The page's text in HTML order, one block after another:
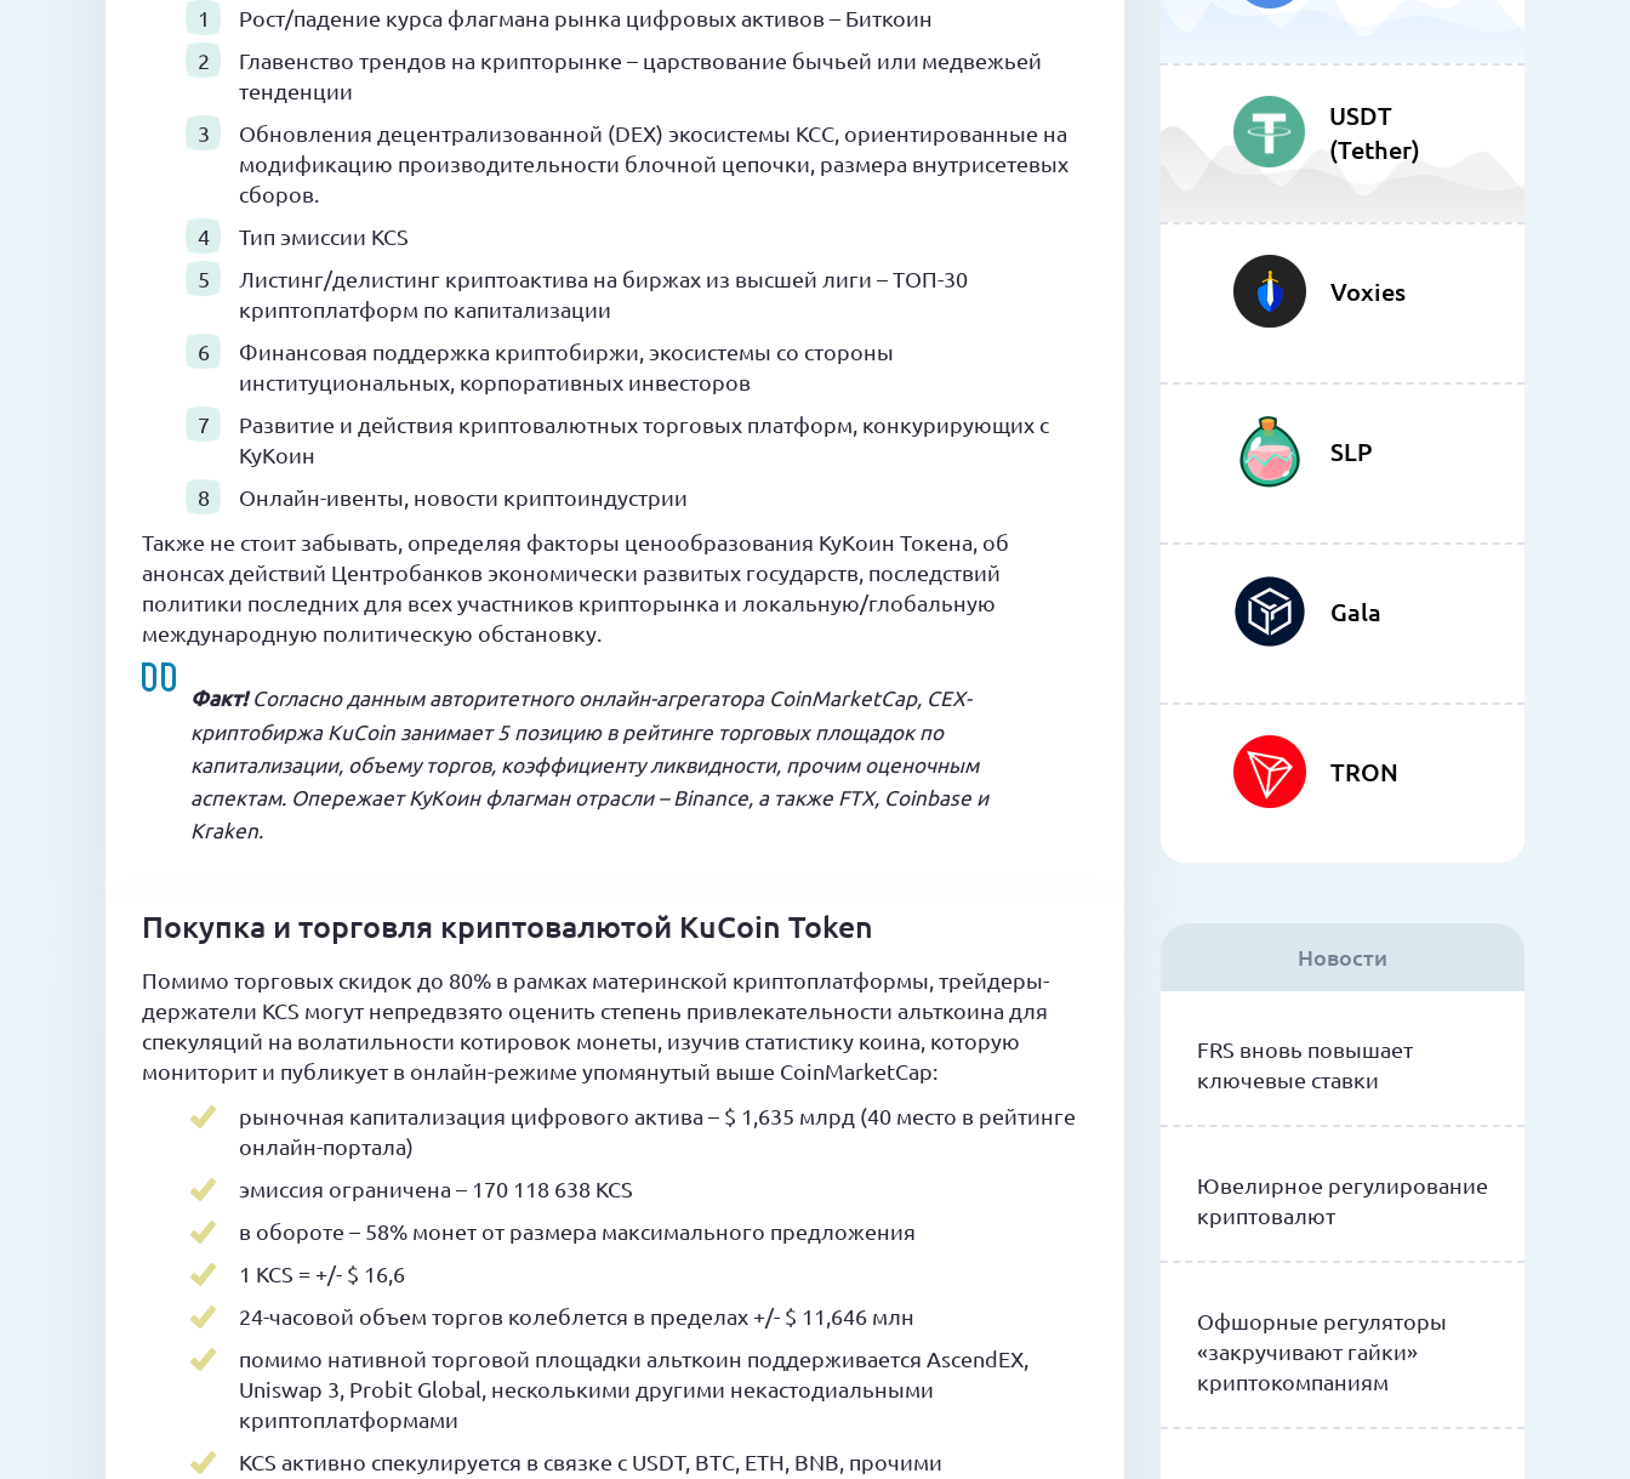
Рост/падение курса флагмана рынка цифровых активов – Биткоин
Главенство трендов на крипторынке – царствование бычьей или медвежьей
тенденции
Обновления децентрализованной (DEX) экосистемы KCC, ориентированные на
модификацию производительности блочной цепочки, размера внутрисетевых
сборов.
Тип эмиссии KCS
Листинг/делистинг криптоактива на биржах из высшей лиги – ТОП-30
криптоплатформ по капитализации
Финансовая поддержка криптобиржи, экосистемы со стороны
институциональных, корпоративных инвесторов
Развитие и действия криптовалютных торговых платформ, конкурирующих с
КуКоин
Онлайн-ивенты, новости криптоиндустрии
Также не стоит забывать, определяя факторы ценообразования КуКоин Токена, об
анонсах действий Центробанков экономически развитых государств, последствий
политики последних для всех участников крипторынка и локальную/глобальную
международную политическую обстановку.
Факт!Согласно данным авторитетного онлайн-агрегатора CoinMarketCap, CEX-
криптобиржа KuCoin занимает 5 позицию в рейтинге торговых площадок по
капитализации, объему торгов, коэффициенту ликвидности, прочим оценочным
аспектам. Опережает КуКоин флагман отрасли – Binance, а также FTX, Coinbase и
Kraken.
Покупка и торговля криптовалютой KuCoin Token
Помимо торговых скидок до 80% в рамках материнской криптоплатформы, трейдеры-
держатели KCS могут непредвзято оценить степень привлекательности альткоина для
спекуляций на волатильности котировок монеты, изучив статистику коина, которую
мониторит и публикует в онлайн-режиме упомянутый выше CoinMarketCap:
рыночная капитализация цифрового актива – $ 1,635 млрд (40 место в рейтинге
онлайн-портала)
эмиссия ограничена – 170 118 638 KCS
в обороте – 58% монет от размера максимального предложения
1 KCS = +/- $ 16,6
24-часовой объем торгов колеблется в пределах +/- $ 11,646 млн
помимо нативной торговой площадки альткоин поддерживается AscendEX,
Uniswap 3, Probit Global, несколькими другими некастодиальными
криптоплатформами
KCS активно спекулируется в связке с USDT, BTC, ETH, BNB, прочими
USDT
(Tether)
Voxies
SLP
Gala
TRON
Новости
FRS вновь повышает
ключевые ставки
Ювелирное регулирование
криптовалют
Офшорные регуляторы
«закручивают гайки»
криптокомпаниям